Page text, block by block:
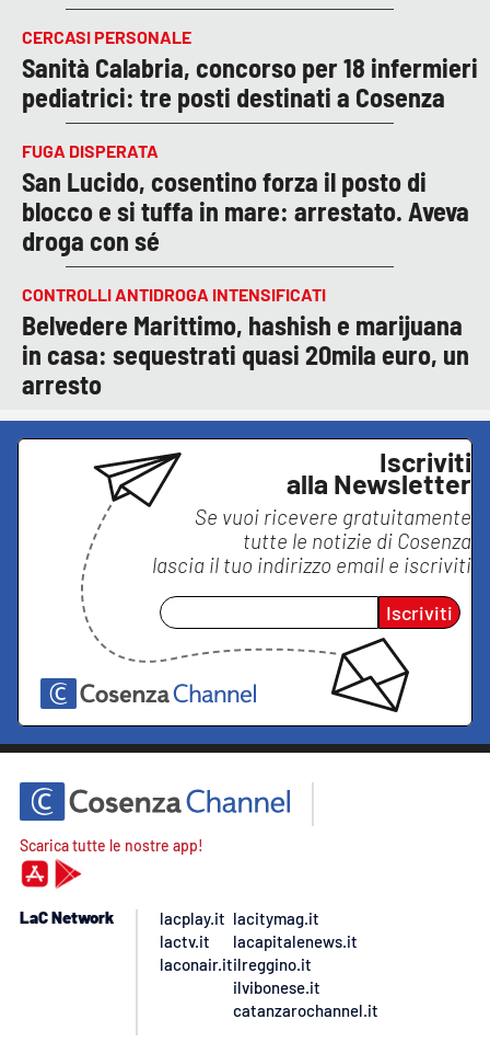
CERCASI PERSONALE
Sanità Calabria, concorso per 18 infermieri
pediatrici: tre posti destinati a Cosenza
FUGA DISPERATA
San Lucido, cosentino forza il posto di
blocco e si tuffa in mare: arrestato. Aveva
droga con sé
CONTROLLI ANTIDROGA INTENSIFICATI
Belvedere Marittimo, hashish e marijuana
in casa: sequestrati quasi 20mila euro, un
arresto
Iscriviti
alla Newsletter
Se vuoi ricevere gratuitamente
tutte le notizie di Cosenza
lascia il tuo indirizzo email e iscriviti
Iscriviti
Scarica tutte le nostre app!
LaC Network
lacplay.it
lactv.it
laconair.it
lacitymag.it
lacapitalenews.it
ilreggino.it
ilvibonese.it
catanzarochannel.it